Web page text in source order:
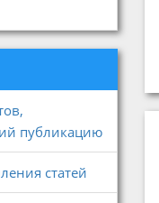
публикацию
статей